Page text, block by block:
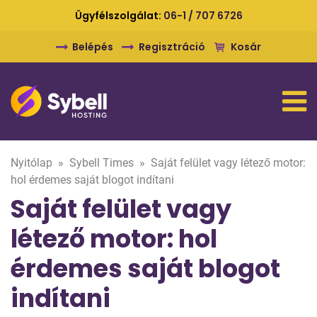
Ügyfélszolgálat: 06-1 / 707 6726
Belépés Regisztráció Kosár
Nyitólap » Sybell Times » Saját felület vagy létező motor:
hol érdemes saját blogot indítani
Saját felület vagy
létező motor: hol
érdemes saját blogot
indítani